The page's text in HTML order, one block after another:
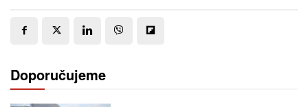
Doporučujeme